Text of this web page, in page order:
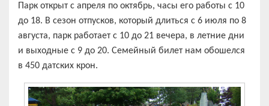
Парк открыт с апреля по октябрь, часы его работы с 10
до 18. В сезон отпусков, который длиться с 6 июля по 8
августа, парк работает с 10 до 21 вечера, в летние дни
и выходные с 9 до 20. Семейный билет нам обошелся
в 450 датских крон.